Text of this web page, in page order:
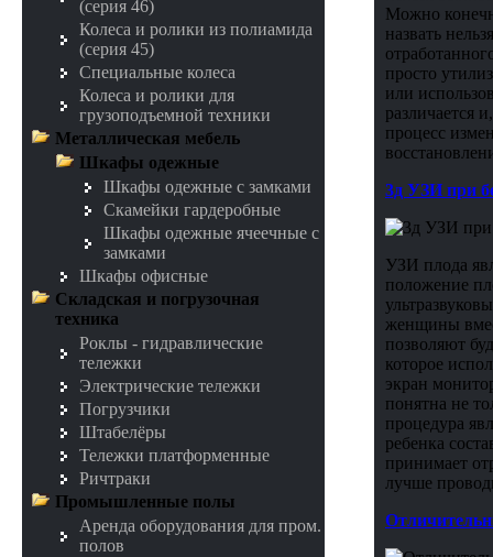
(серия 46)
Колеса и ролики из полиамида
(серия 45)
Специальные колеса
Колеса и ролики для
грузоподъемной техники
Металлическая мебель
Шкафы одежные
Шкафы одежные с замками
Скамейки гардеробные
Шкафы одежные ячеечные с
замками
Шкафы офисные
Складская и погрузочная
техника
Роклы - гидравлические
тележки
Электрические тележки
Погрузчики
Штабелёры
Тележки платформенные
Ричтраки
Промышленные полы
Аренда оборудования для пром.
полов
Можно
назвать
просто
или
различается
процесс
3д УЗИ при
УЗИ плода
положение
женщины
позволяют
которое
экран
понятна не
процедура
ребенка
принимает
лучше